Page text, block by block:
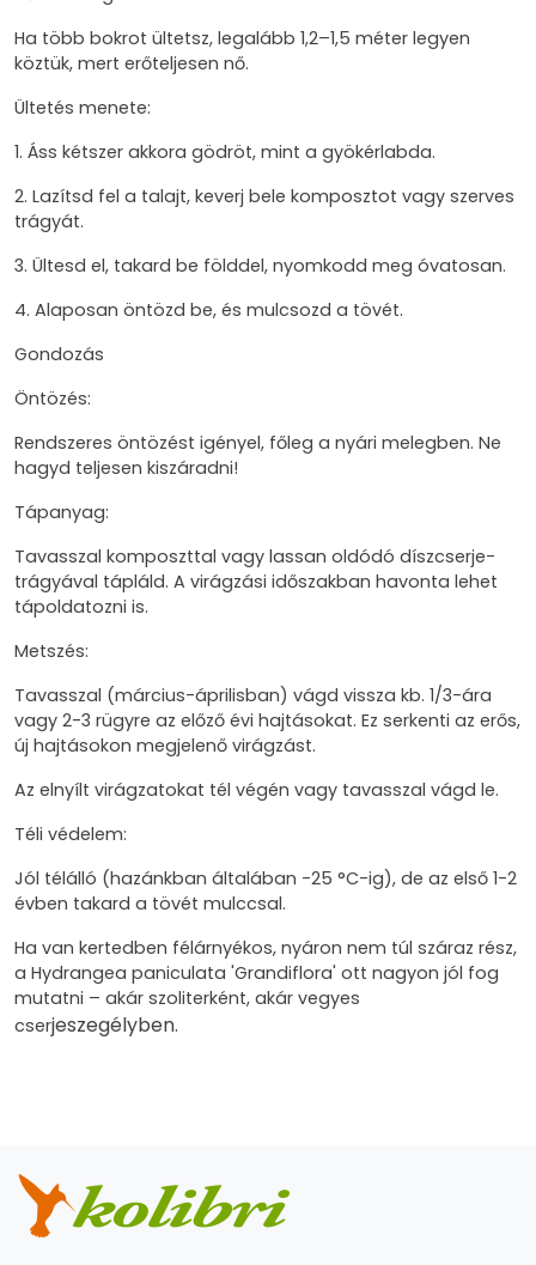
Ha több bokrot ültetsz, legalább 1,2–1,5 méter legyen
köztük, mert erőteljesen nő.
Ültetés menete:
1. Áss kétszer akkora gödröt, mint a gyökérlabda.
2. Lazítsd fel a talajt, keverj bele komposztot vagy szerves
trágyát.
3. Ültesd el, takard be földdel, nyomkodd meg óvatosan.
4. Alaposan öntözd be, és mulcsozd a tövét.
Gondozás
Öntözés:
Rendszeres öntözést igényel, főleg a nyári melegben. Ne
hagyd teljesen kiszáradni!
Tápanyag:
Tavasszal komposzttal vagy lassan oldódó díszcserje-
trágyával tápláld. A virágzási időszakban havonta lehet
tápoldatozni is.
Metszés:
Tavasszal (március-áprilisban) vágd vissza kb. 1/3-ára
vagy 2-3 rügyre az előző évi hajtásokat. Ez serkenti az erős,
új hajtásokon megjelenő virágzást.
Az elnyílt virágzatokat tél végén vagy tavasszal vágd le.
Téli védelem:
Jól télálló (hazánkban általában -25 °C-ig), de az első 1-2
évben takard a tövét mulccsal.
Ha van kertedben félárnyékos, nyáron nem túl száraz rész,
a Hydrangea paniculata 'Grandiflora' ott nagyon jól fog
mutatni – akár szoliterként, akár vegyes
cserjeszegélyben.